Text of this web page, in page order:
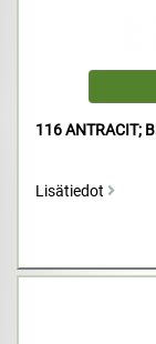
116 ANTRACIT;
Lisätiedot